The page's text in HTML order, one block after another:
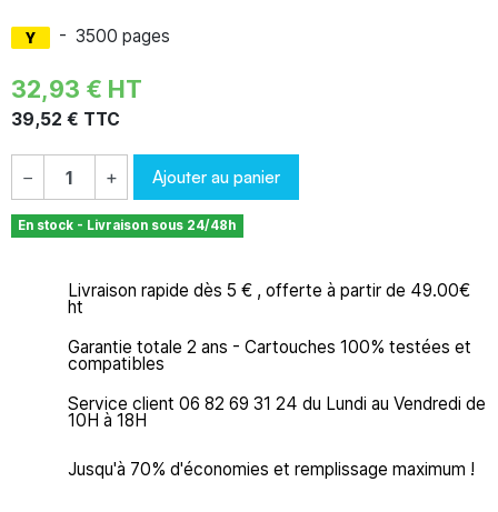
- 3500 pages
32,93 € HT
39,52 € TTC
− + Ajouter au panier
En stock - Livraison sous 24/48h
Livraison rapide dès 5 € , offerte à partir de 49.00€
ht
Garantie totale 2 ans - Cartouches 100% testées et
compatibles
Service client 06 82 69 31 24 du Lundi au Vendredi de
10H à 18H
Jusqu'à 70% d'économies et remplissage maximum !